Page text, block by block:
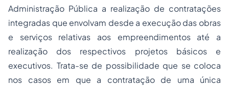
Administração Pública a realização de contratações
integradas que envolvam desde a execução das obras
e serviços relativas aos empreendimentos até a
realização dos respectivos projetos básicos e
executivos. Trata-se de possibilidade que se coloca
nos casos em que a contratação de uma única